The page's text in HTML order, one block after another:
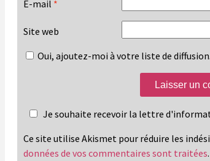
E-mail *
Site web
Oui, ajoutez-moi à votre liste de diffusion.
Je souhaite recevoir la lettre
Ce site utilise Akismet pour réduire les
données de vos commentaires sont traitées.